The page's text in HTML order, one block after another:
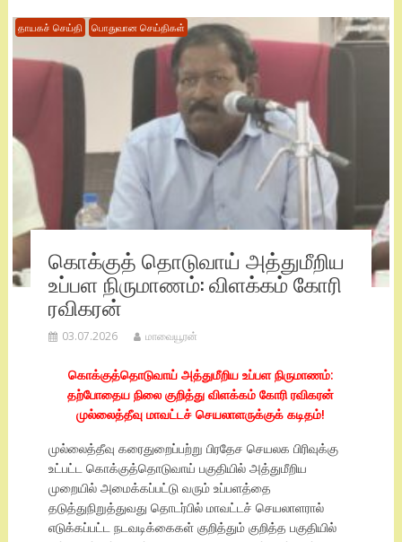
தாயகச் செய்தி பொதுவான செய்திகள்
கொக்குத் தொடுவாய் அத்துமீறிய
உப்பள நிருமாணம்: விளக்கம் கோரி
ரவிகரன்
03.07.2026 மாவையூரன்
கொக்குத்தொடுவாய் அத்துமீறிய உப்பள நிருமாணம்:
தற்போதைய நிலை குறித்து விளக்கம் கோரி ரவிகரன்
முல்லைத்தீவு மாவட்டச் செயலாளருக்குக் கடிதம்!
முல்லைத்தீவு கரைதுறைப்பற்று பிரதேச செயலக பிரிவுக்கு
உட்பட்ட கொக்குத்தொடுவாய் பகுதியில் அத்துமீறிய
முறையில் அமைக்கப்பட்டு வரும் உப்பளத்தை
தடுத்துநிறுத்துவது தொடர்பில் மாவட்டச் செயலாளரால்
எடுக்கப்பட்ட நடவடிக்கைகள் குறித்தும் குறித்த பகுதியில்